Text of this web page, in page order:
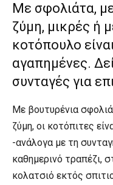
Με σφολιάτα,
ζύμη, μικρές ή
κοτόπουλο
αγαπημένες.
συνταγές για
Με βουτυρένια
ζύμη, οι κοτόπιτες
-ανάλογα με τη
καθημερινό τραπέζι,
κολατσιό εκτός